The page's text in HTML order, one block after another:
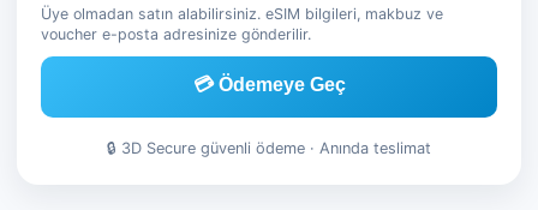
Üye olmadan satın alabilirsiniz. eSIM bilgileri, makbuz ve
voucher e-posta adresinize gönderilir.
💳 Ödemeye Geç
🔒 3D Secure güvenli ödeme · Anında teslimat